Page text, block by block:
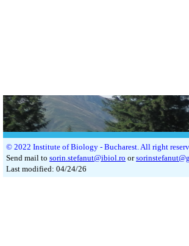
© 2022 Institute of Biology - Bucharest. All right
Send mail to sorin.stefanut@ibiol.ro or
Last modified: 04/24/26